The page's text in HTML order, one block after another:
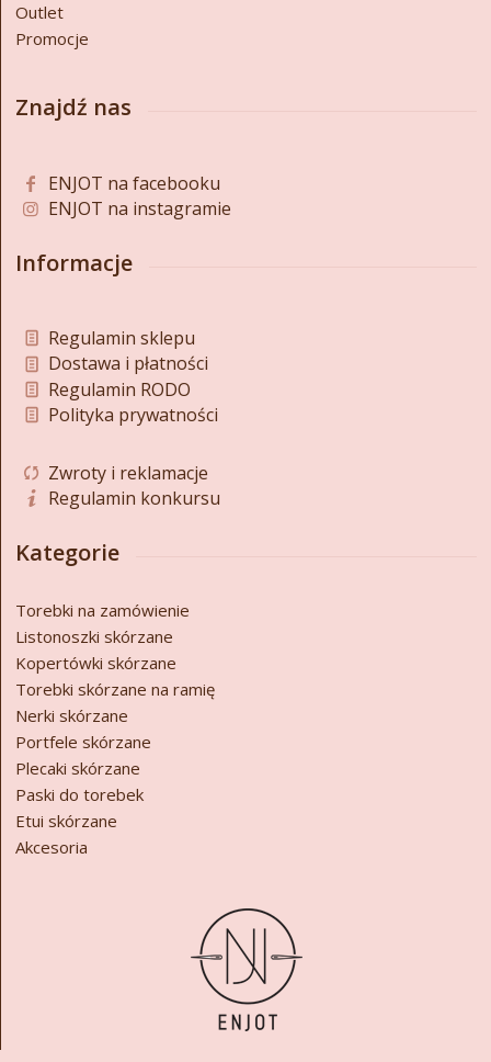
Outlet
Promocje
Znajdź nas
ENJOT na facebooku
ENJOT na instagramie
Informacje
Regulamin sklepu
Dostawa i płatności
Regulamin RODO
Polityka prywatności
Zwroty i reklamacje
Regulamin konkursu
Kategorie
Torebki na zamówienie
Listonoszki skórzane
Kopertówki skórzane
Torebki skórzane na ramię
Nerki skórzane
Portfele skórzane
Plecaki skórzane
Paski do torebek
Etui skórzane
Akcesoria